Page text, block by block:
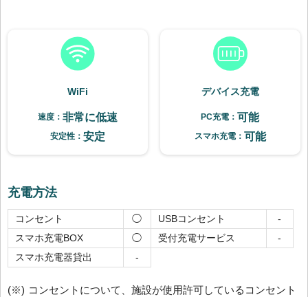
WiFi
速度：非常に低速
安定性：安定
デバイス充電
PC充電： 可能
スマホ充電： 可能
充電方法
コンセント ◯ USBコンセント
-
スマホ充電BOX
◯ 受付充電サービス
-
スマホ充電器貸出
-
(※) コンセントについて、施設が使用許可しているコンセント